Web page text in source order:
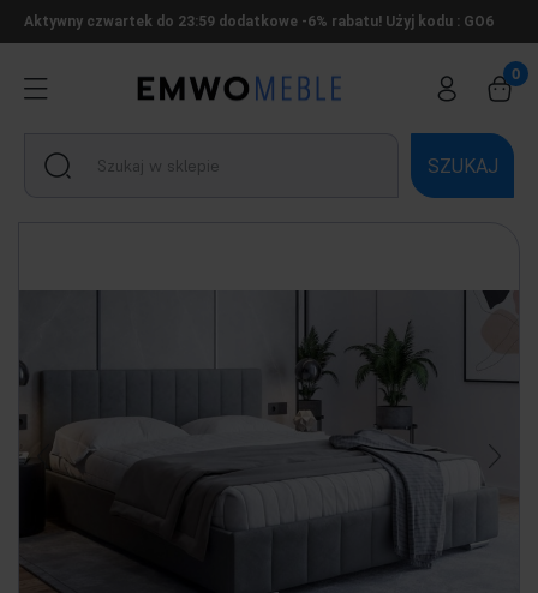
Aktywny czwartek do 23:59 dodatkowe -6% rabatu! Użyj kodu : GO6
SZUKAJ